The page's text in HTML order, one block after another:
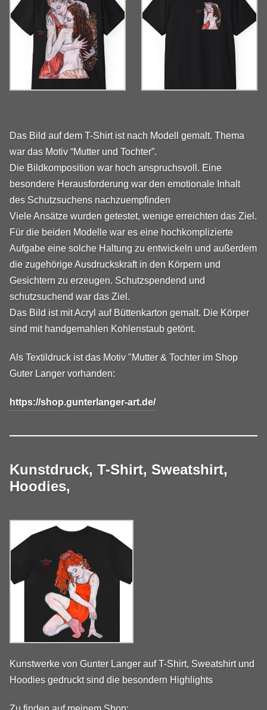
Das Bild auf dem T-Shirt ist nach Modell gemalt. Thema
war das Motiv “Mutter und Tochter”.
Die Bildkomposition war hoch anspruchsvoll. Eine
besondere Herausforderung war den emotionale Inhalt
des Schutzsuchens nachzuempfinden
Viele Ansätze wurden getestet, wenige erreichten das Ziel.
Für die beiden Modelle war es eine hochkomplizierte
Aufgabe eine solche Haltung zu entwickeln und außerdem
die zugehörige Ausdruckskraft in den Körpern und
Gesichtern zu erzeugen. Schutzspendend und
schutzsuchend war das Ziel.
Das Bild ist mit Acryl auf Büttenkarton gemalt. Die Körper
sind mit handgemahlen Kohlenstaub getönt.
Als Textildruck ist das Motiv "Mutter & Tochter im Shop
Guter Langer vorhanden:
https://shop.gunterlanger-art.de/
Kunstdruck, T-Shirt, Sweatshirt,
Hoodies,
Kunstwerke von Gunter Langer auf T-Shirt, Sweatshirt und
Hoodies gedruckt sind die besondern Highlights